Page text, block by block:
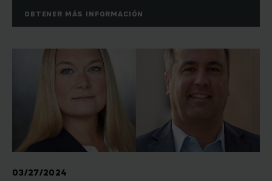
OBTENER MÁS INFORMACIÓN
03/27/2024